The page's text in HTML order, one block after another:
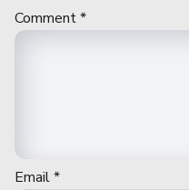
Comment*
Email*